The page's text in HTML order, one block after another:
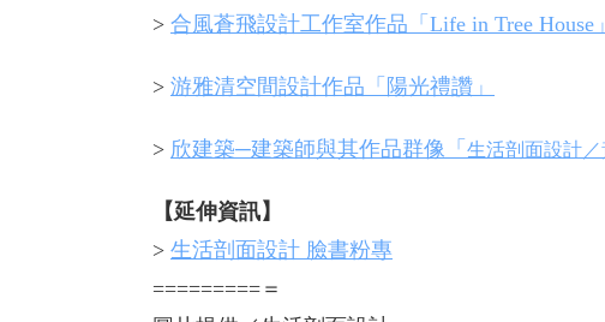
> 合風蒼飛設計工作室作品「Life in Tree House」
> 游雅清空間設計作品「陽光禮讚」
> 欣建築─建築師與其作品群像「 生活剖面設計
【延伸資訊】
> 生活剖面設計 臉書粉專
=========＝